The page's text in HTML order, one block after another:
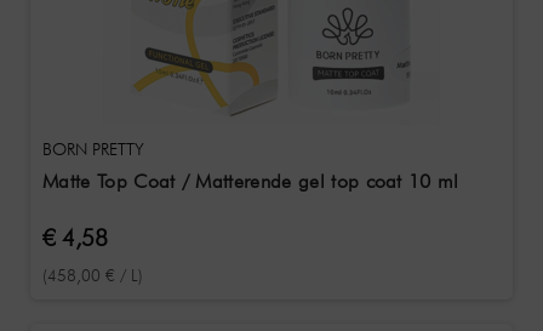
BORN PRETTY
Matte Top Coat / Matterende gel top coat 10 ml
€ 4,58
(458,00 € / L)